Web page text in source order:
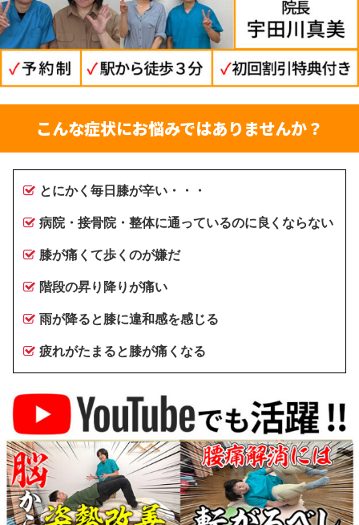
こんな症状にお悩みではありませんか？
とにかく毎日膝が辛い・・・
病院・接骨院・整体に通っているのに良くならない
膝が痛くて歩くのが嫌だ
階段の昇り降りが痛い
雨が降ると膝に違和感を感じる
疲れがたまると膝が痛くなる